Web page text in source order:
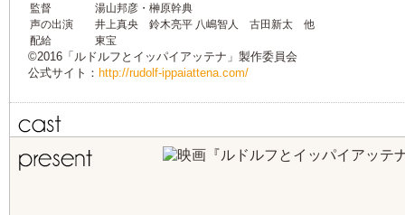
監督
湯山邦彦・榊原幹典
声の出演
井上真央 鈴木亮平 八嶋智人 古田新太 他
配給
東宝
©2016「ルドルフとイッパイアッテナ」製作委員会
公式サイト： http://rudolf-ippaiattena.com/